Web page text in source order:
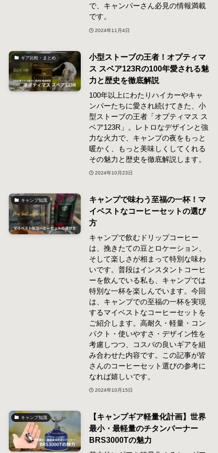
で、キャンパーさん必見の情報満載
です。
2024年11月4日
ギア比較・まとめ
小型ストーブの王者！オプティマ
ス スベア123Rの100年愛される魅
力と歴史を徹底解説
100年以上にわたりハイカーやキャ
ンパーたちに愛され続けてきた、小
型ストーブの王者「オプティマス ス
ベア123R」。レトロなデザインと強
力な火力で、キャンプの夜をもっと
暖かく、もっと美味しくしてくれる
その魅力と歴史を徹底解説します。
2024年10月23日
キャンプ知識
キャンプで味わう至福の一杯！マ
イベストなコーヒーセットの選び
方
キャンプで飲むドリップコーヒー
は、挽きたての豆とロケーション、
そして楽しさが相まって特別な味わ
いです。普段はインスタントコーヒ
ーを飲んでいる私も、キャンプでは
特別な一杯を楽しんでいます。今回
は、キャンプでの至福の一杯を実現
するマイベストなコーヒーセットを
ご紹介します。高耐久・軽量・コン
パクト・使いやすさ・デザイン性を
考慮しつつ、コスパの良いギアを組
み合わせた内容です。この記事が皆
さんのコーヒーセット選びの参考に
なれば嬉しいです。
2024年10月15日
キャンプ知識
【キャンプギア軽量化計画】世界
最小・最軽量のチタンバーナー
BRS3000Tの魅力